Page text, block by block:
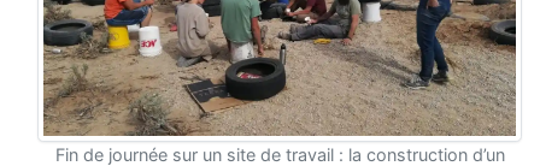
Fin de journée sur un site de travail : la construction d’un